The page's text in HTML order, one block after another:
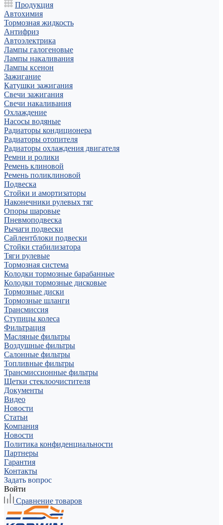
Продукция
Автохимия
Тормозная жидкость
Антифриз
Автоэлектрика
Лампы галогеновые
Лампы накаливания
Лампы ксенон
Зажигание
Катушки зажигания
Свечи зажигания
Свечи накаливания
Охлаждение
Насосы водяные
Радиаторы кондиционера
Радиаторы отопителя
Радиаторы охлаждения двигателя
Ремни и ролики
Ремень клиновой
Ремень поликлиновой
Подвеска
Стойки и амортизаторы
Наконечники рулевых тяг
Опоры шаровые
Пневмоподвеска
Рычаги подвески
Сайлентблоки подвески
Стойки стабилизатора
Тяги рулевые
Тормозная система
Колодки тормозные барабанные
Колодки тормозные дисковые
Тормозные диски
Тормозные шланги
Трансмиссия
Ступицы колеса
Фильтрация
Масляные фильтры
Воздушные фильтры
Салонные фильтры
Топливные фильтры
Трансмиссионные фильтры
Щетки стеклоочистителя
Документы
Видео
Новости
Статьи
Компания
Новости
Политика конфиденциальности
Партнеры
Гарантия
Контакты
Задать вопрос
Войти
Сравнение товаров